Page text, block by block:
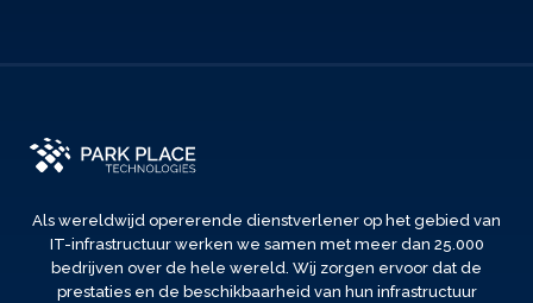
Als wereldwijd opererende dienstverlener op het gebied van
IT-infrastructuur werken we samen met meer dan 25.000
bedrijven over de hele wereld. Wij zorgen ervoor dat de
prestaties en de beschikbaarheid van hun infrastructuur